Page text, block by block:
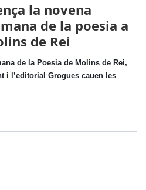
la novena
de la poesia a
de Rei
de la Poesia de Molins de Rei,
i l’editorial Grogues cauen les